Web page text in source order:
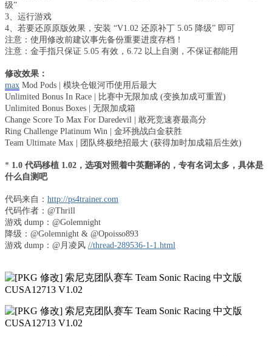
级”
3、运行游戏
4、若要还原原版效果，安装 “V1.02 还原补丁 5.05 降级” 即可
注意：使用修改前建议事先备份重要进度存档！
注意：金手指只保证 5.05 有效，6.72 以上自测，不保证都能用
修改效果：
max Mod Pods | 模块仓银河币使用后最大
Unlimited Bonus In Race | 比赛中无限加成 (变换加成可重置)
Unlimited Bonus Boxes | 无限加成箱
Change Score To Max For Daredevil | 敢死竞速赛最高分
Ring Challenge Platinum Win | 金环挑战白金获胜
Team Ultimate Max | 团队终极绝招最大 (获得加时加成箱后生效)
* 1.0 代码移植 1.02，选项对照着中英翻译的，专有名词太多，具体是
什么自测吧
代码来自： http://ps4trainer.com
代码作者：@Thrill
游戏 dump：@Golemnight
降级：@Golemnight & @Opoisso893
游戏 dump：@月凌风 //thread-289536-1-1.html